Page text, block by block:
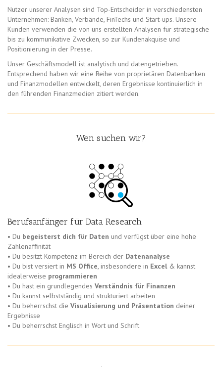
Nutzer unserer Analysen sind Top-Entscheider in verschiedensten
Unternehmen: Banken, Verbände, FinTechs und Start-ups. Unsere
Kunden verwenden die von uns erstellten Analysen für strategische
bis zu kommunikative Zwecken, so zur Kundenakquise und
Positionierung in der Presse.
Unser Geschäftsmodell ist analytisch und datengetrieben.
Entsprechend haben wir eine Reihe von proprietären Datenbanken
und Finanzmodellen entwickelt, deren Ergebnisse kontinuierlich in
den führenden Finanzmedien zitiert werden.
Wen suchen wir?
Berufsanfänger für Data Research
• Du begeisterst dich für Daten und verfügst über eine hohe
Zahlenaffinität
• Du besitzt Kompetenz im Bereich der Datenanalyse
• Du bist versiert in MS Office, insbesondere in Excel & kannst
idealerweise programmieren
• Du hast ein grundlegendes Verständnis für Finanzen
• Du kannst selbstständig und strukturiert arbeiten
• Du beherrschst die Visualisierung und Präsentation deiner
Ergebnisse
• Du beherrschst Englisch in Wort und Schrift